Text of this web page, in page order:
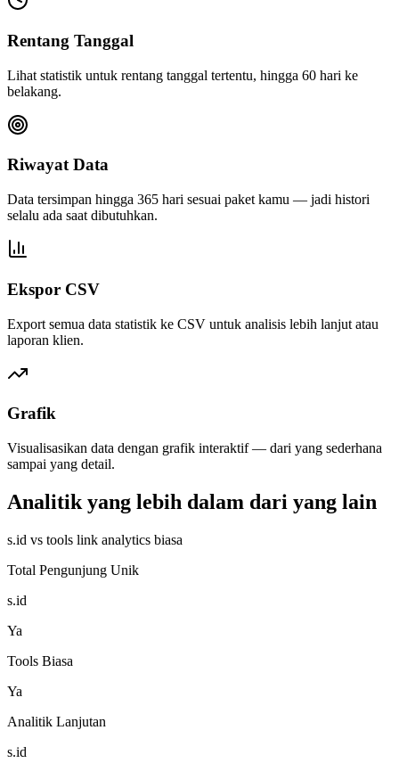
Rentang Tanggal
Lihat statistik untuk rentang tanggal tertentu, hingga 60 hari ke
belakang.
Riwayat Data
Data tersimpan hingga 365 hari sesuai paket kamu — jadi histori
selalu ada saat dibutuhkan.
Ekspor CSV
Export semua data statistik ke CSV untuk analisis lebih lanjut atau
laporan klien.
Grafik
Visualisasikan data dengan grafik interaktif — dari yang sederhana
sampai yang detail.
Analitik yang lebih dalam dari yang lain
s.id vs tools link analytics biasa
Total Pengunjung Unik
s.id
Ya
Tools Biasa
Ya
Analitik Lanjutan
s.id